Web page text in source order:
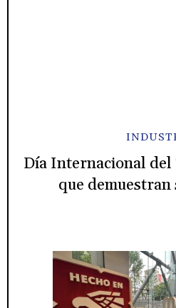
Día Internacional del
que